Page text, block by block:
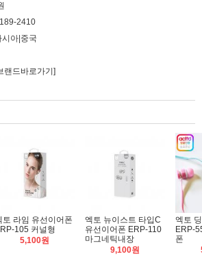
2410
아|중국
랜드바로가기]
토 라임 유선이어폰
105 커널형
5,100원
엑토 뉴이스트 타입C
유선이어폰 ERP-110
마그네틱내장
9,100원
엑토
ERP-
폰